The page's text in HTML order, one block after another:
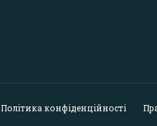
Політика конфіденційності